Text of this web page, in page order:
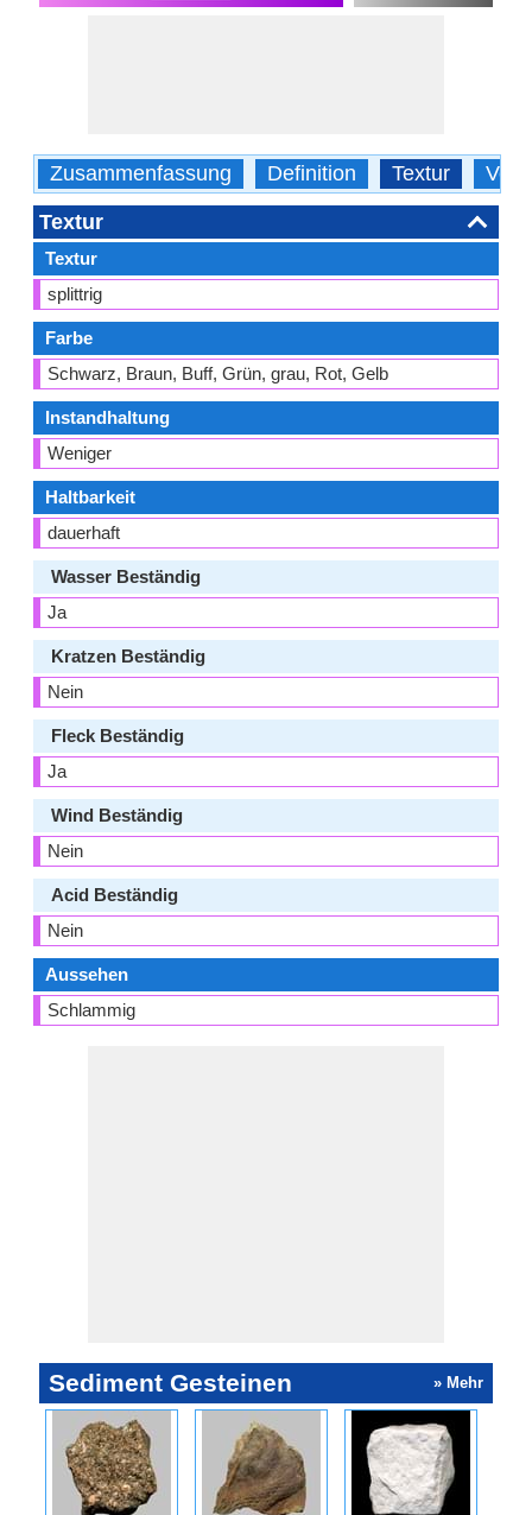
Zusammenfassung Definition Textur
Textur
Textur
splittrig
Farbe
Schwarz, Braun, Buff, Grün, grau, Rot, Gelb
Instandhaltung
Weniger
Haltbarkeit
dauerhaft
Wasser Beständig
Ja
Kratzen Beständig
Nein
Fleck Beständig
Ja
Wind Beständig
Nein
Acid Beständig
Nein
Aussehen
Schlammig
Sediment Gesteinen » Mehr